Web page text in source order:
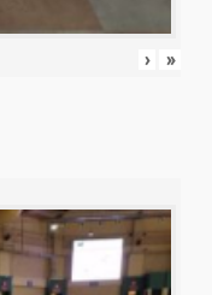
› »